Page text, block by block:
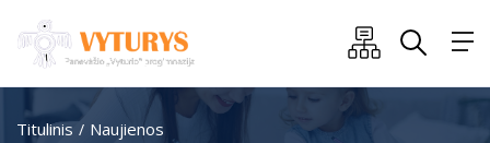
Titulinis Naujienos